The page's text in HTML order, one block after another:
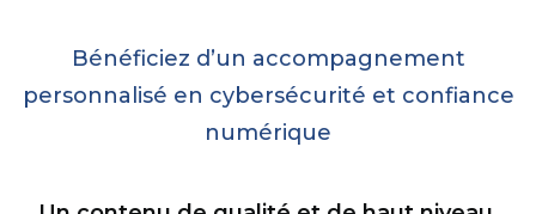
Bénéficiez d’un accompagnement
personnalisé en cybersécurité et confiance
numérique